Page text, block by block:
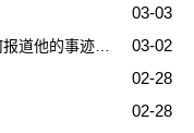
03-03
03-02
看看，雷锋牺牲前《人民日报》是如何报道他的事迹的？（附雷锋录音）
02-28
02-28